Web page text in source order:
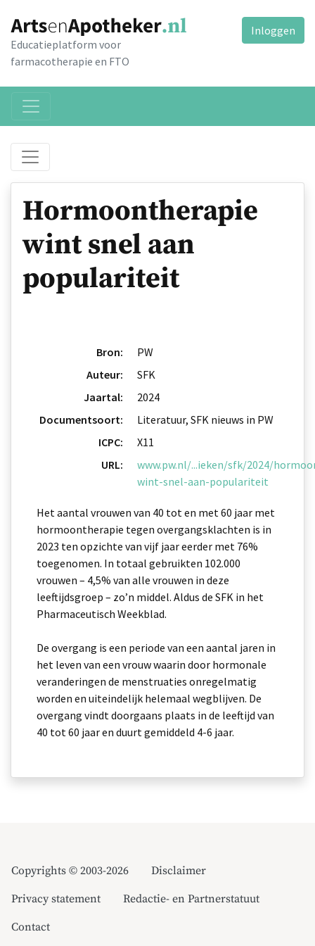
Educatieplatform voor
farmacotherapie en FTO
Inloggen
Hormoontherapie
wint snel aan
populariteit
Bron:
PW
Auteur:
SFK
Jaartal:
2024
Documentsoort:
Literatuur, SFK nieuws in PW
ICPC:
X11
URL:
www.pw.nl/...ieken/sfk/2024/
wint-snel-aan-populariteit
Het aantal vrouwen van 40 tot en met 60 jaar met
hormoontherapie tegen overgangsklachten is in
2023 ten opzichte van vijf jaar eerder met 76%
toegenomen. In totaal gebruikten 102.000
vrouwen – 4,5% van alle vrouwen in deze
leeftijdsgroep – zo’n middel. Aldus de SFK in het
Pharmaceutisch Weekblad.
De overgang is een periode van een aantal jaren in
het leven van een vrouw waarin door hormonale
veranderingen de menstruaties onregelmatig
worden en uiteindelijk helemaal wegblijven. De
overgang vindt doorgaans plaats in de leeftijd van
40 tot 60 jaar en duurt gemiddeld 4-6 jaar.
Copyrights © 2003-2026
Disclaimer
Privacy statement
Redactie- en Partnerstatuut
Contact